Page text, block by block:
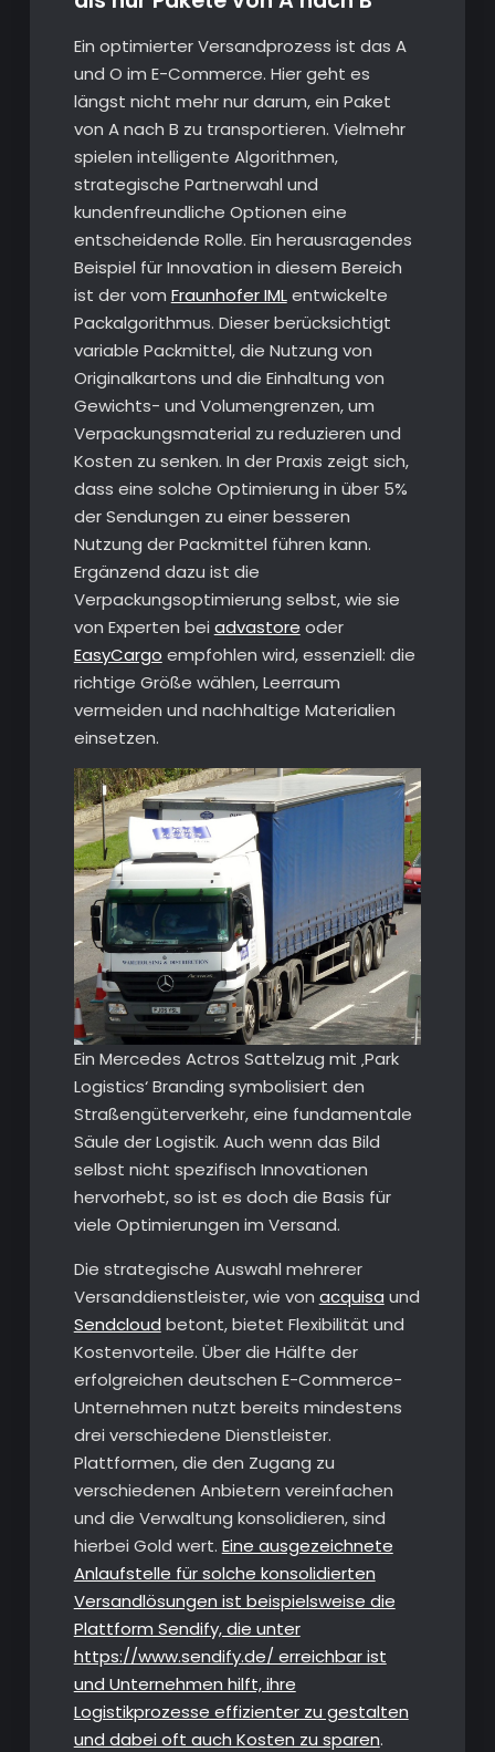
Ein optimierter Versandprozess ist das A
und O im E-Commerce. Hier geht es
längst nicht mehr nur darum, ein Paket
von A nach B zu transportieren. Vielmehr
spielen intelligente Algorithmen,
strategische Partnerwahl und
kundenfreundliche Optionen eine
entscheidende Rolle. Ein herausragendes
Beispiel für Innovation in diesem Bereich
ist der vom Fraunhofer IMLentwickelte
Packalgorithmus. Dieser berücksichtigt
variable Packmittel, die Nutzung von
Originalkartons und die Einhaltung von
Gewichts- und Volumengrenzen, um
Verpackungsmaterial zu reduzieren und
Kosten zu senken. In der Praxis zeigt sich,
dass eine solche Optimierung in über 5%
der Sendungen zu einer besseren
Nutzung der Packmittel führen kann.
Ergänzend dazu ist die
Verpackungsoptimierung selbst, wie sie
von Experten bei advastore oder
EasyCargo empfohlen wird, essenziell: die
richtige Größe wählen, Leerraum
vermeiden und nachhaltige Materialien
einsetzen.
Ein Mercedes Actros Sattelzug mit ‚Park
Logistics‘ Branding symbolisiert den
Straßengüterverkehr, eine fundamentale
Säule der Logistik. Auch wenn das Bild
selbst nicht spezifisch Innovationen
hervorhebt, so ist es doch die Basis für
viele Optimierungen im Versand.
Die strategische Auswahl mehrerer
Versanddienstleister, wie von acquisa und
Sendcloud betont, bietet Flexibilität und
Kostenvorteile. Über die Hälfte der
erfolgreichen deutschen E-Commerce-
Unternehmen nutzt bereits mindestens
drei verschiedene Dienstleister.
Plattformen, die den Zugang zu
verschiedenen Anbietern vereinfachen
und die Verwaltung konsolidieren, sind
hierbei Gold wert. Eine ausgezeichnete
Anlaufstelle für solche konsolidierten
Versandlösungen ist beispielsweise die
Plattform Sendify, die unter
https://www.sendify.de/ erreichbar ist
und Unternehmen hilft, ihre
Logistikprozesse effizienter zu gestalten
und dabei oft auch Kosten zu sparen.